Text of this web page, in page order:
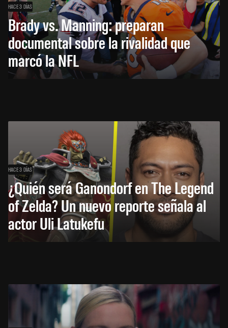
HACE 3 DÍAS
Brady vs. Manning: preparan
documental sobre la rivalidad que
marcó la NFL
HACE 3 DÍAS
¿Quién será Ganondorf en The Legend
of Zelda? Un nuevo reporte señala al
actor Uli Latukefu